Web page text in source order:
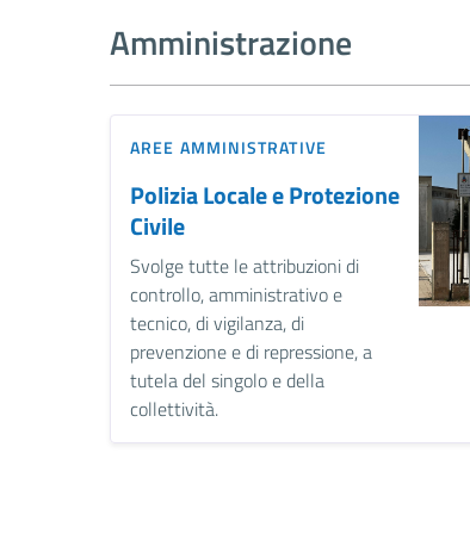
Amministrazione
AREE AMMINISTRATIVE
Polizia Locale e Protezione
Civile
Svolge tutte le attribuzioni di
controllo, amministrativo e
tecnico, di vigilanza, di
prevenzione e di repressione, a
tutela del singolo e della
collettività.